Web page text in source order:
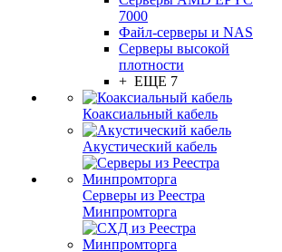
7000
Файл-серверы и NAS
Серверы высокой
плотности
+ ЕЩЕ 7
Коаксиальный кабель
Акустический кабель
Серверы из Реестра
Минпромторга